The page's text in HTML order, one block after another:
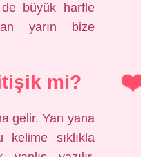
büyük harfle
yarın bize
mi?
gelir. Yan yana
kelime sıklıkla